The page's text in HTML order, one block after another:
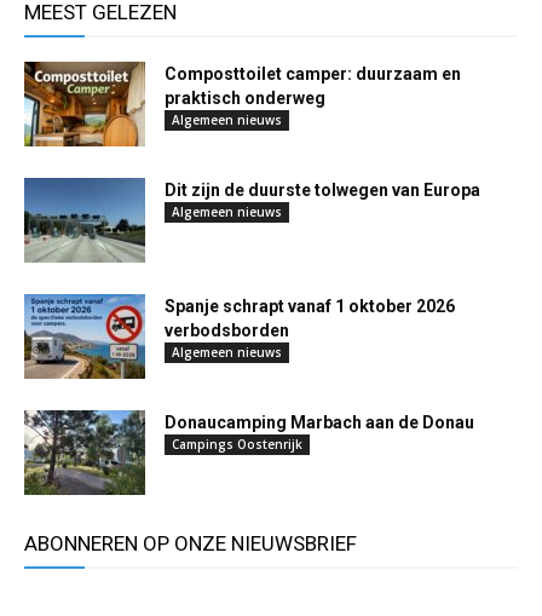
MEEST GELEZEN
Composttoilet camper: duurzaam en
praktisch onderweg
Algemeen nieuws
Dit zijn de duurste tolwegen van Europa
Algemeen nieuws
Spanje schrapt vanaf 1 oktober 2026
verbodsborden
Algemeen nieuws
Donaucamping Marbach aan de Donau
Campings Oostenrijk
ABONNEREN OP ONZE NIEUWSBRIEF